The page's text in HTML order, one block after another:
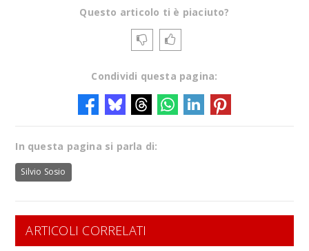
Questo articolo ti è piaciuto?
Condividi questa pagina:
In questa pagina si parla di:
Silvio Sosio
ARTICOLI CORRELATI